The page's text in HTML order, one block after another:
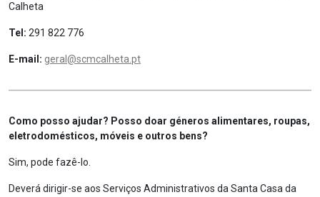
Calheta
Tel: 291 822 776
E-mail: geral@scmcalheta.pt
Como posso ajudar? Posso doar géneros alimentares, roupas,
eletrodomésticos, móveis e outros bens?
Sim, pode fazê-lo.
Deverá dirigir-se aos Serviços Administrativos da Santa Casa da